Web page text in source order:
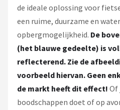
de ideale oplossing voor
een ruime, duurzame en
opbergmogelijkheid. De
(het blauwe gedeelte) is
reflecterend. Zie de
voorbeeld hiervan. Geen
de markt heeft dit effect! Of
boodschappen doet of op